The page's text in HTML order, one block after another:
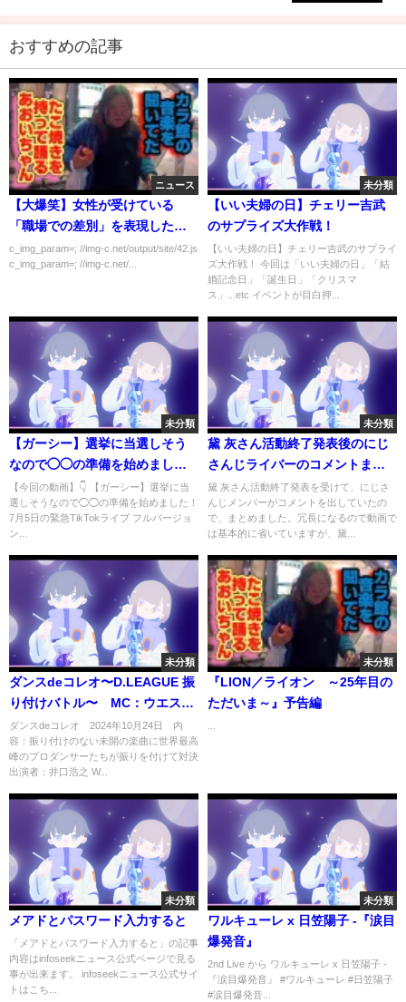
おすすめの記事
ニュース
【大爆笑】女性が受けている
「職場での差別」を表現した映
像ｗｗｗｗｗ
c_img_param=; //img-c.net/output/site/42.js
c_img_param=; //img-c.net/...
未分類
【いい夫婦の日】チェリー吉武
のサプライズ大作戦！
【いい夫婦の日】チェリー吉武のサプライ
ズ大作戦！ 今回は「いい夫婦の日」「結
婚記念日」「誕生日」「クリスマ
ス」...etc イベントが目白押...
未分類
【ガーシー】選挙に当選しそう
なので◯◯の準備を始めまし
た！7月5日の緊急TikTokライブ
フルバージョン【切り抜き/ガー
シーch/暴露】
【今回の動画】👇 【ガーシー】選挙に当
選しそうなので◯◯の準備を始めました！
7月5日の緊急TikTokライブ フルバージョ
ン...
未分類
黛 灰さん活動終了発表後のにじ
さんじライバーのコメントまと
め
黛 灰さん活動終了発表を受けて、にじさ
んじメンバーがコメントを出していたの
で、まとめました。冗長になるので動画で
は基本的に省いていますが、黛...
未分類
ダンスdeコレオ〜D.LEAGUE 振
り付けバトル〜 MC：ウエスト
ランド井口 10月24日
ダンスdeコレオ 2024年10月24日 内
容：振り付けのない未開の楽曲に世界最高
峰のプロダンサーたちが振りを付けて対決
出演者：井口浩之 W...
未分類
『LION／ライオン ～25年目の
ただいま～』予告編
未分類
メアドとパスワード入力すると
「メアドとパスワード入力すると」の記事
内容はinfoseekニュース公式ページで見る
事が出来ます。 infoseekニュース公式サイ
トはこち...
未分類
ワルキューレ x 日笠陽子 -『涙目
爆発音』
2nd Live から ワルキューレ x 日笠陽子 -
『涙目爆発音』 #ワルキューレ #日笠陽子
#涙目爆発音...